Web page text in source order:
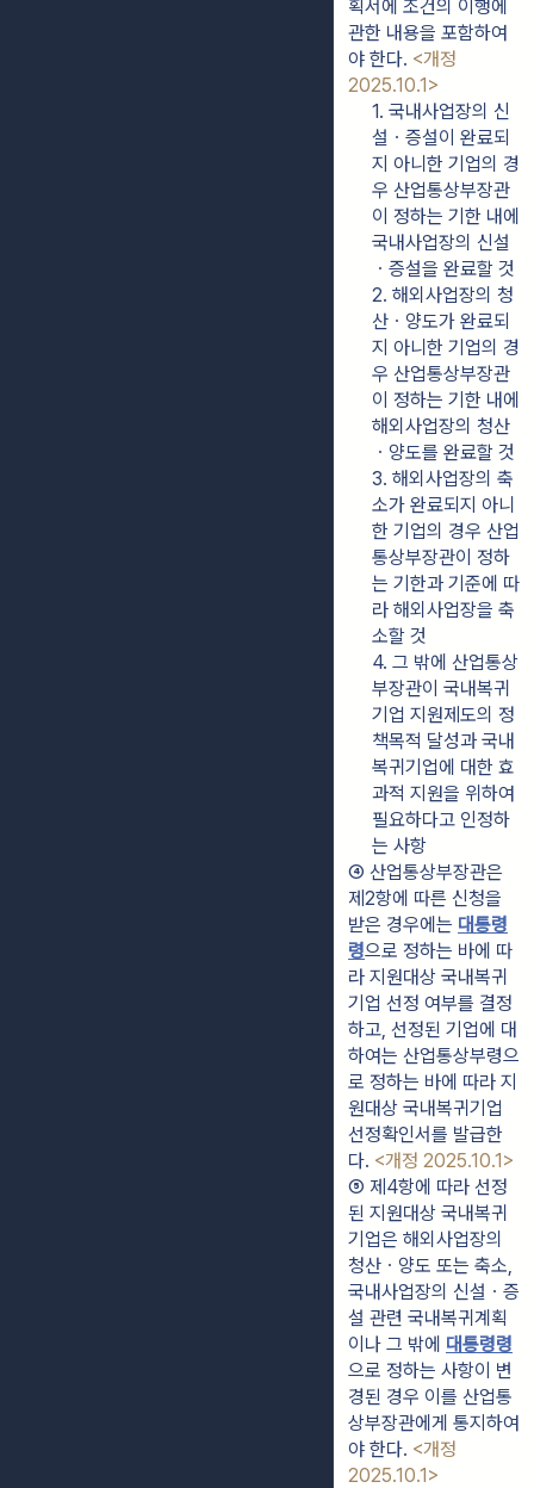
획서에 조건의 이행에
관한 내용을 포함하여
야 한다. <개정
2025.10.1>
1. 국내사업장의 신
설ㆍ증설이 완료되
지 아니한 기업의 경
우 산업통상부장관
이 정하는 기한 내에
국내사업장의 신설
ㆍ증설을 완료할 것
2. 해외사업장의 청
산ㆍ양도가 완료되
지 아니한 기업의 경
우 산업통상부장관
이 정하는 기한 내에
해외사업장의 청산
ㆍ양도를 완료할 것
3. 해외사업장의 축
소가 완료되지 아니
한 기업의 경우 산업
통상부장관이 정하
는 기한과 기준에 따
라 해외사업장을 축
소할 것
4. 그 밖에 산업통상
부장관이 국내복귀
기업 지원제도의 정
책목적 달성과 국내
복귀기업에 대한 효
과적 지원을 위하여
필요하다고 인정하
는 사항
④ 산업통상부장관은
제2항에 따른 신청을
받은 경우에는 대통령
령으로 정하는 바에 따
라 지원대상 국내복귀
기업 선정 여부를 결정
하고, 선정된 기업에 대
하여는 산업통상부령으
로 정하는 바에 따라 지
원대상 국내복귀기업
선정확인서를 발급한
다. <개정 2025.10.1>
⑤ 제4항에 따라 선정
된 지원대상 국내복귀
기업은 해외사업장의
청산ㆍ양도 또는 축소,
국내사업장의 신설ㆍ증
설 관련 국내복귀계획
이나 그 밖에 대통령령
으로 정하는 사항이 변
경된 경우 이를 산업통
상부장관에게 통지하여
야 한다. <개정
2025.10.1>